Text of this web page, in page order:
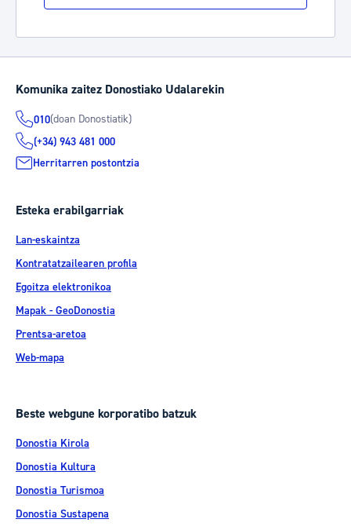
Komunika zaitez Donostiako Udalarekin
010(doan Donostiatik)
(+34) 943 481 000
Herritarren postontzia
Esteka erabilgarriak
Lan-eskaintza
Kontratatzailearen profila
Egoitza elektronikoa
Mapak - GeoDonostia
Prentsa-aretoa
Web-mapa
Beste webgune korporatibo batzuk
Donostia Kirola
Donostia Kultura
Donostia Turismoa
Donostia Sustapena